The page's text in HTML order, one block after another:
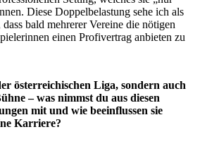
Diese Doppelbelastung sehe ich als
bald mehrerer Vereine die nötigen
einen Profivertrag anbieten zu
österreichischen Liga, sondern auch
– was nimmst du aus diesen
mit und wie beeinflussen sie
Karriere?